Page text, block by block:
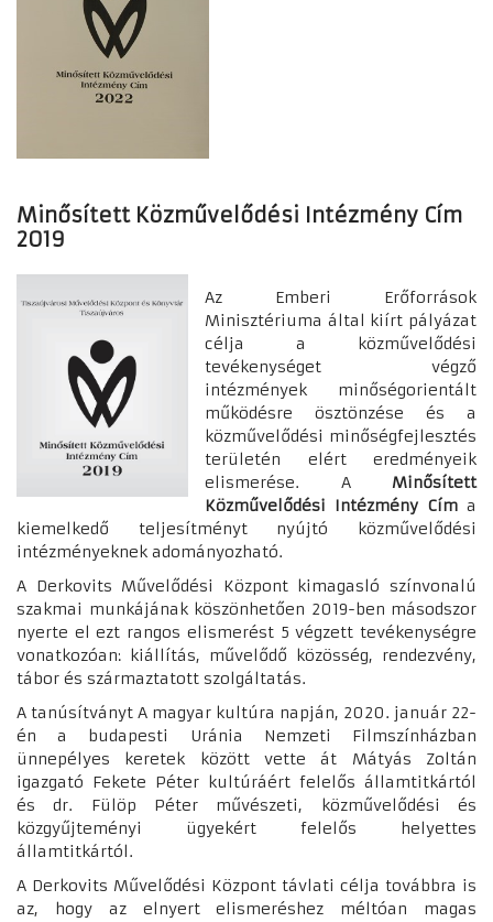
Minősített Közművelődési Intézmény Cím
2019
Az Emberi Erőforrások
Minisztériuma által kiírt pályázat
célja a közművelődési
tevékenységet végző
intézmények minőségorientált
működésre ösztönzése és a
közművelődési minőségfejlesztés
területén elért eredményeik
elismerése. A Minősített
Közművelődési Intézmény Címa
kiemelkedő teljesítményt nyújtó közművelődési
intézményeknek adományozható.
A Derkovits Művelődési Központ kimagasló színvonalú
szakmai munkájának köszönhetően 2019-ben másodszor
nyerte el ezt rangos elismerést 5 végzett tevékenységre
vonatkozóan: kiállítás, művelődő közösség, rendezvény,
tábor és származtatott szolgáltatás.
A tanúsítványt A magyar kultúra napján, 2020. január 22-
én a budapesti Uránia Nemzeti Filmszínházban
ünnepélyes keretek között vette át Mátyás Zoltán
igazgató Fekete Péter kultúráért felelős államtitkártól
és dr. Fülöp Péter művészeti, közművelődési és
közgyűjteményi ügyekért felelős helyettes
államtitkártól.
A Derkovits Művelődési Központ távlati célja továbbra is
az, hogy az elnyert elismeréshez méltóan magas